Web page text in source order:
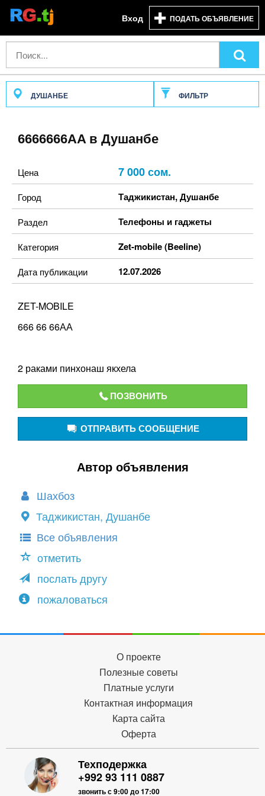
Вход ПОДАТЬ ОБЪЯВЛЕНИЕ
ДУШАНБЕ ФИЛЬТР
6666666AA в Душанбе
Цена 7 000 сом.
Город Таджикистан,Душанбе
Раздел Телефоны и гаджеты
Категория Zet-mobile (Beeline)
Дата публикации 12.07.2026
ZET-MOBILE
666 66 66АА
2 раками пинхонаш якхела
ПОЗВОНИТЬ
ОТПРАВИТЬ СООБЩЕНИЕ
Автор объявления
Шахбоз
Таджикистан, Душанбе
Все объявления
отметить
послать другу
пожаловаться
О проекте
Полезные советы
Платные услуги
Контактная информация
Карта сайта
Оферта
Техподержка
+992 93 111 0887
звонить с 9:00 до 17:00